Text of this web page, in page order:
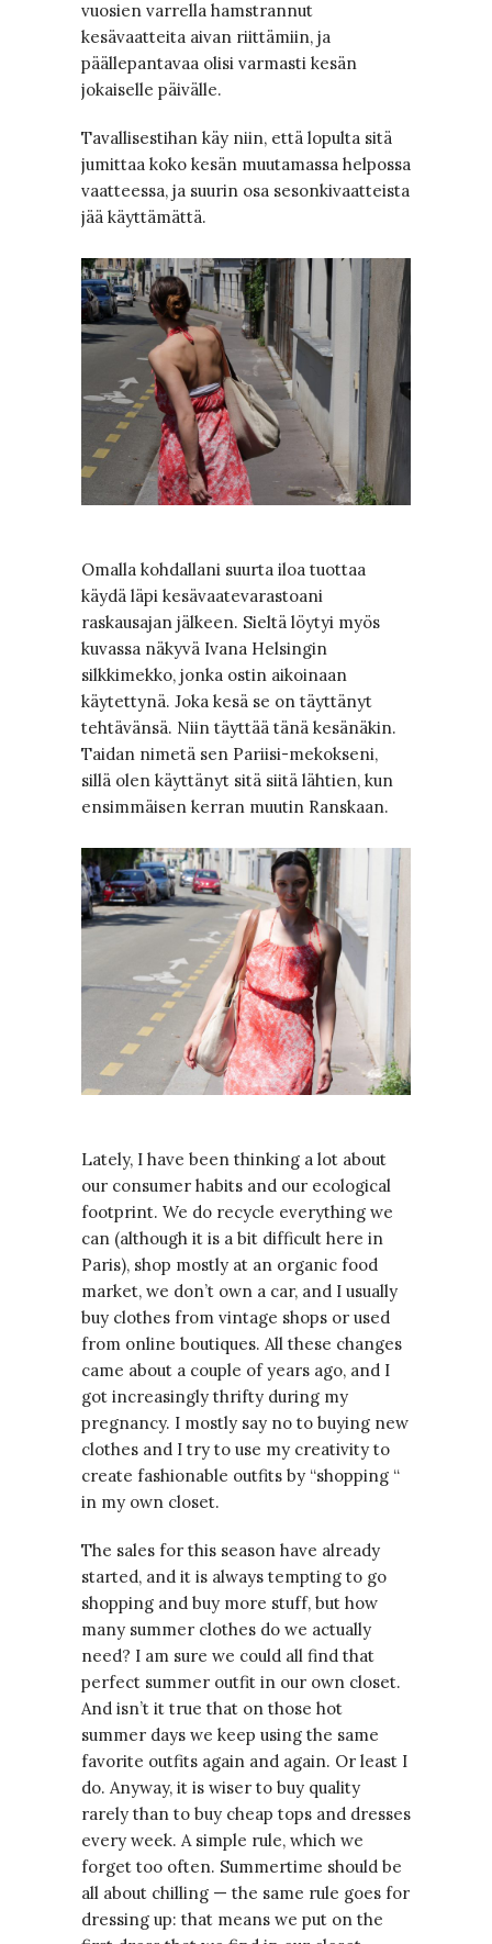
vuosien varrella hamstrannut
kesävaatteita aivan riittämiin, ja
päällepantavaa olisi varmasti kesän
jokaiselle päivälle.
Tavallisestihan käy niin, että lopulta sitä
jumittaa koko kesän muutamassa helpossa
vaatteessa, ja suurin osa sesonkivaatteista
jää käyttämättä.
Omalla kohdallani suurta iloa tuottaa
käydä läpi kesävaatevarastoani
raskausajan jälkeen. Sieltä löytyi myös
kuvassa näkyvä Ivana Helsingin
silkkimekko, jonka ostin aikoinaan
käytettynä. Joka kesä se on täyttänyt
tehtävänsä. Niin täyttää tänä kesänäkin.
Taidan nimetä sen Pariisi-mekokseni,
sillä olen käyttänyt sitä siitä lähtien, kun
ensimmäisen kerran muutin Ranskaan.
Lately, I have been thinking a lot about
our consumer habits and our ecological
footprint. We do recycle everything we
can (although it is a bit difficult here in
Paris), shop mostly at an organic food
market, we don’t own a car, and I usually
buy clothes from vintage shops or used
from online boutiques. All these changes
came about a couple of years ago, and I
got increasingly thrifty during my
pregnancy. I mostly say no to buying new
clothes and I try to use my creativity to
create fashionable outfits by “shopping “
in my own closet.
The sales for this season have already
started, and it is always tempting to go
shopping and buy more stuff, but how
many summer clothes do we actually
need? I am sure we could all find that
perfect summer outfit in our own closet.
And isn’t it true that on those hot
summer days we keep using the same
favorite outfits again and again. Or least I
do. Anyway, it is wiser to buy quality
rarely than to buy cheap tops and dresses
every week. A simple rule, which we
forget too often. Summertime should be
all about chilling — the same rule goes for
dressing up: that means we put on the